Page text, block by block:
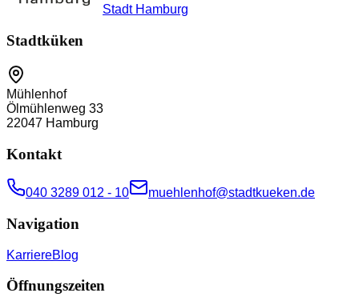
Stadt Hamburg
Stadtküken
Mühlenhof
Ölmühlenweg 33
22047 Hamburg
Kontakt
040 3289 012 - 10 muehlenhof@stadtkueken.de
Navigation
KarriereBlog
Öffnungszeiten